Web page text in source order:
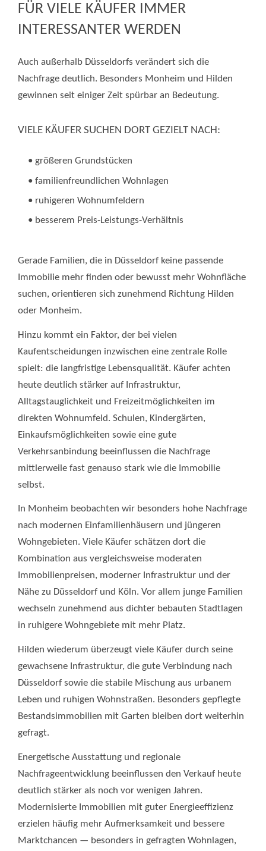
FÜR VIELE KÄUFER IMMER
INTERESSANTER WERDEN
Auch außerhalb Düsseldorfs verändert sich die
Nachfrage deutlich. Besonders Monheim und Hilden
gewinnen seit einiger Zeit spürbar an Bedeutung.
VIELE KÄUFER SUCHEN DORT GEZIELT NACH:
• größeren Grundstücken
• familienfreundlichen Wohnlagen
• ruhigeren Wohnumfeldern
• besserem Preis-Leistungs-Verhältnis
Gerade Familien, die in Düsseldorf keine passende
Immobilie mehr finden oder bewusst mehr Wohnfläche
suchen, orientieren sich zunehmend Richtung Hilden
oder Monheim.
Hinzu kommt ein Faktor, der bei vielen
Kaufentscheidungen inzwischen eine zentrale Rolle
spielt: die langfristige Lebensqualität. Käufer achten
heute deutlich stärker auf Infrastruktur,
Alltagstauglichkeit und Freizeitmöglichkeiten im
direkten Wohnumfeld. Schulen, Kindergärten,
Einkaufsmöglichkeiten sowie eine gute
Verkehrsanbindung beeinflussen die Nachfrage
mittlerweile fast genauso stark wie die Immobilie
selbst.
In Monheim beobachten wir besonders hohe Nachfrage
nach modernen Einfamilienhäusern und jüngeren
Wohngebieten. Viele Käufer schätzen dort die
Kombination aus vergleichsweise moderaten
Immobilienpreisen, moderner Infrastruktur und der
Nähe zu Düsseldorf und Köln. Vor allem junge Familien
wechseln zunehmend aus dichter bebauten Stadtlagen
in ruhigere Wohngebiete mit mehr Platz.
Hilden wiederum überzeugt viele Käufer durch seine
gewachsene Infrastruktur, die gute Verbindung nach
Düsseldorf sowie die stabile Mischung aus urbanem
Leben und ruhigen Wohnstraßen. Besonders gepflegte
Bestandsimmobilien mit Garten bleiben dort weiterhin
gefragt.
Energetische Ausstattung und regionale
Nachfrageentwicklung beeinflussen den Verkauf heute
deutlich stärker als noch vor wenigen Jahren.
Modernisierte Immobilien mit guter Energieeffizienz
erzielen häufig mehr Aufmerksamkeit und bessere
Marktchancen — besonders in gefragten Wohnlagen,